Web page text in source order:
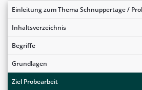
Einleitung zum Thema Schnuppertage /
Inhaltsverzeichnis
Begriffe
Grundlagen
Ziel Probearbeit